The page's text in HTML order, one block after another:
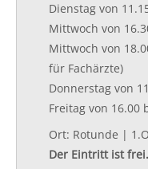
Dienstag von
Mittwoch von
Mittwoch von
für Fachärzte)
​Donnerstag von
Freitag von 16.00
Ort: Rotunde |
Der Eintritt ist frei.